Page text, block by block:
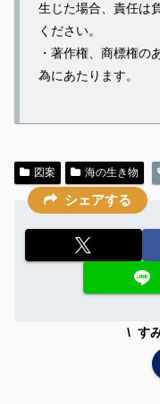
生じた場合、責任は
ください。
・著作権、商標権の
為にあたります。
図案 海の生き物
シェアする
す